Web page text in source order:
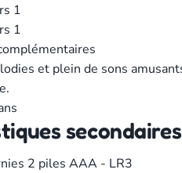
1
1
et plein de sons
secondaires
2 piles AAA - LR3